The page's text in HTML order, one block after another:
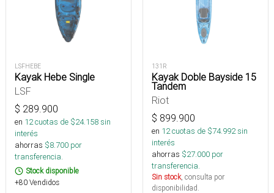
LSFHEBE
Kayak Hebe Single
LSF
$ 289.900
en 12cuotas de $24.158sin
interés
ahorras $8.700 por
transferencia.
Stock disponible
+80 Vendidos
131R
Kayak Doble Bayside 15
Tandem
Riot
$ 899.900
en 12cuotas de $74.992sin
interés
ahorras $27.000 por
transferencia.
Sin stock, consulta por
disponibilidad.